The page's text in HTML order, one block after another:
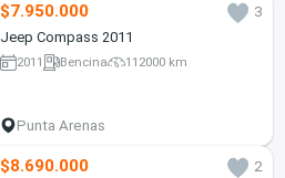
$7.950.000
3
Jeep Compass 2011
2011 Bencina 112000 km
Punta Arenas
$8.690.000 2